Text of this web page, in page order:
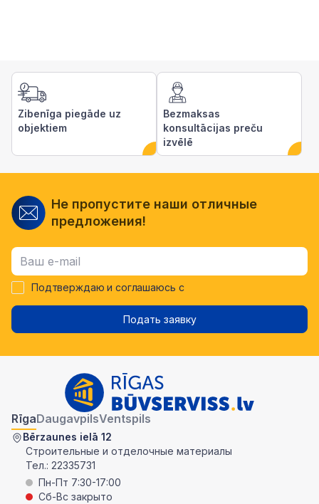
Zibenīga piegāde uz
objektiem
Bezmaksas
konsultācijas preču
izvēlē
Не пропустите наши отличные
предложения!
Подтверждаю и соглашаюсь с
Подать заявку
RīgaDaugavpilsVentspils
Bērzaunes ielā 12
Строительные и отделочные материалы
Тел.: 22335731
Пн-Пт 7:30-17:00
Сб-Вс закрыто